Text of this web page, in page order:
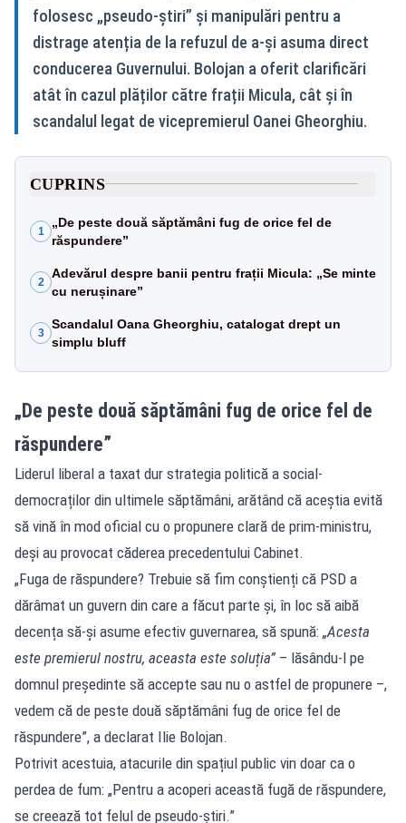
folosesc „pseudo-știri” și manipulări pentru a
distrage atenția de la refuzul de a-și asuma direct
conducerea Guvernului. Bolojan a oferit clarificări
atât în cazul plăților către frații Micula, cât și în
scandalul legat de vicepremierul Oanei Gheorghiu.
CUPRINS
1
„De peste două săptămâni fug de orice fel de
răspundere”
2
Adevărul despre banii pentru frații Micula: „Se minte
cu nerușinare”
3
Scandalul Oana Gheorghiu, catalogat drept un
simplu bluff
„De peste două săptămâni fug de orice fel de
răspundere”
Liderul liberal a taxat dur strategia politică a social-
democraților din ultimele săptămâni, arătând că aceștia evită
să vină în mod oficial cu o propunere clară de prim-ministru,
deși au provocat căderea precedentului Cabinet.
„Fuga de răspundere? Trebuie să fim conștienți că PSD a
dărâmat un guvern din care a făcut parte și, în loc să aibă
decența să-și asume efectiv guvernarea, să spună: „Acesta
este premierul nostru, aceasta este soluția”– lăsându-l pe
domnul președinte să accepte sau nu o astfel de propunere –,
vedem că de peste două săptămâni fug de orice fel de
răspundere”, a declarat Ilie Bolojan.
Potrivit acestuia, atacurile din spațiul public vin doar ca o
perdea de fum: „Pentru a acoperi această fugă de răspundere,
se creează tot felul de pseudo-știri.”